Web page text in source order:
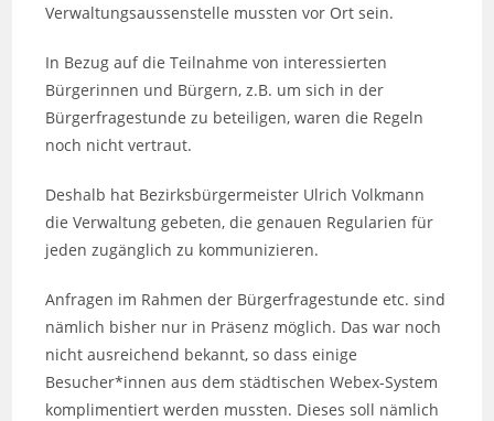
Verwaltungsaussenstelle mussten vor Ort sein.
In Bezug auf die Teilnahme von interessierten
Bürgerinnen und Bürgern, z.B. um sich in der
Bürgerfragestunde zu beteiligen, waren die Regeln
noch nicht vertraut.
Deshalb hat Bezirksbürgermeister Ulrich Volkmann
die Verwaltung gebeten, die genauen Regularien für
jeden zugänglich zu kommunizieren.
Anfragen im Rahmen der Bürgerfragestunde etc. sind
nämlich bisher nur in Präsenz möglich. Das war noch
nicht ausreichend bekannt, so dass einige
Besucher*innen aus dem städtischen Webex-System
komplimentiert werden mussten. Dieses soll nämlich